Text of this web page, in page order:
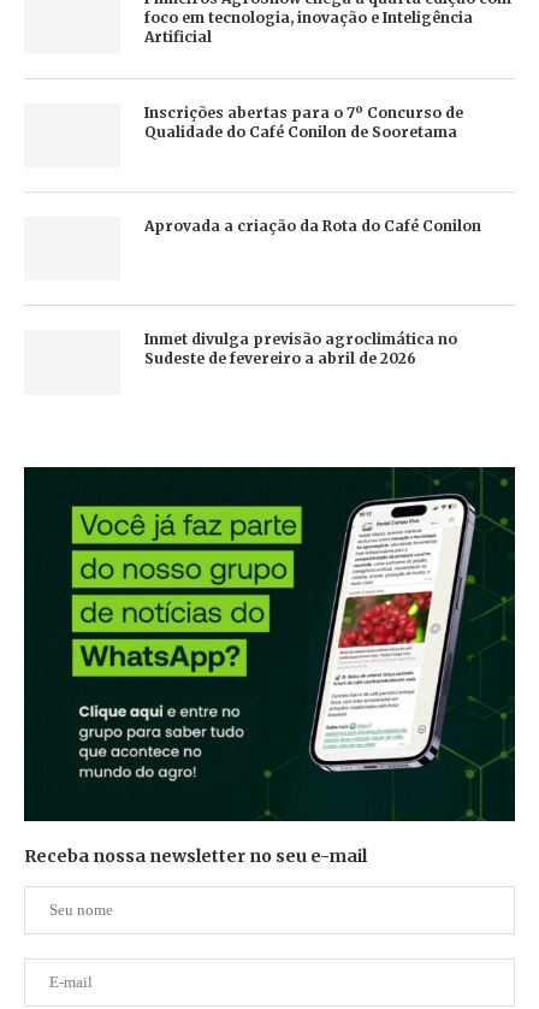
foco em tecnologia, inovação e Inteligência
Artificial
Inscrições abertas para o 7º Concurso de
Qualidade do Café Conilon de Sooretama
Aprovada a criação da Rota do Café Conilon
Inmet divulga previsão agroclimática no
Sudeste de fevereiro a abril de 2026
Receba nossa newsletter no seu e-mail